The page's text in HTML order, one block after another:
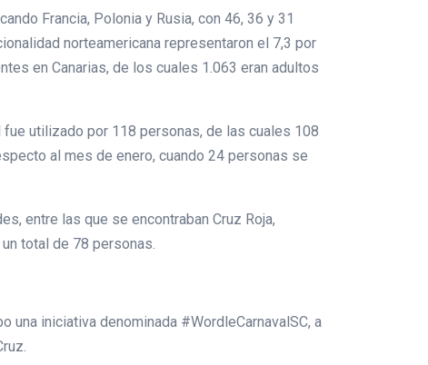
Francia, Polonia y Rusia, con 46, 36 y 31
norteamericana representaron el 7,3 por
en Canarias, de los cuales 1.063 eran adultos
utilizado por 118 personas, de las cuales 108
al mes de enero, cuando 24 personas se
entre las que se encontraban Cruz Roja,
total de 78 personas.
iniciativa denominada #WordleCarnavalSC, a